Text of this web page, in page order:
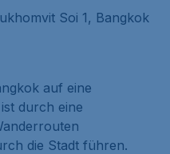
Soi 1, Bangkok
auf eine
durch eine
die Stadt führen.